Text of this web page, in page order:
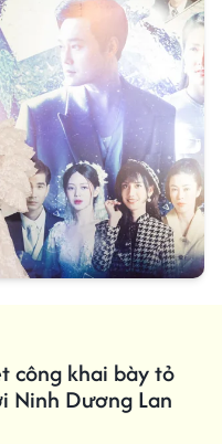
công khai bày tỏ
Ninh Dương Lan